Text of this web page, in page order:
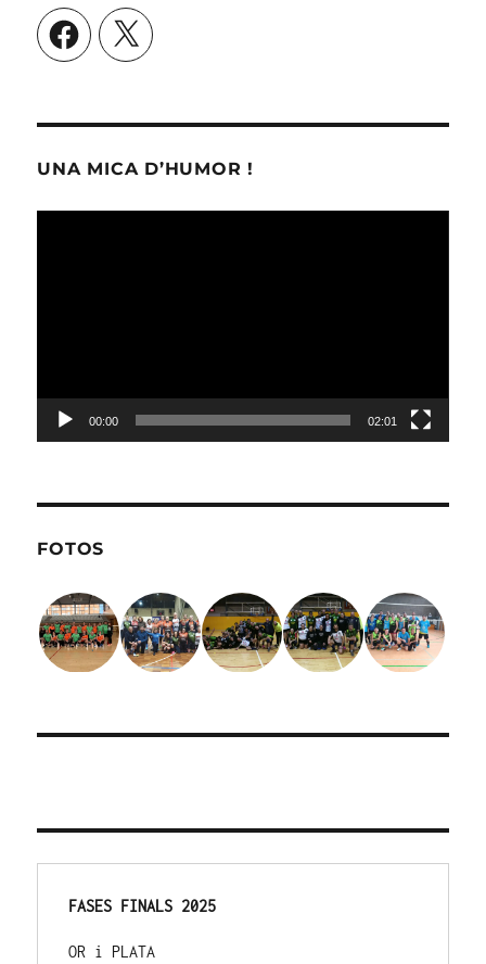
Facebook
X
UNA MICA D’HUMOR !
00:00 02:01
FOTOS
FASES FINALS 2025
OR i PLATA